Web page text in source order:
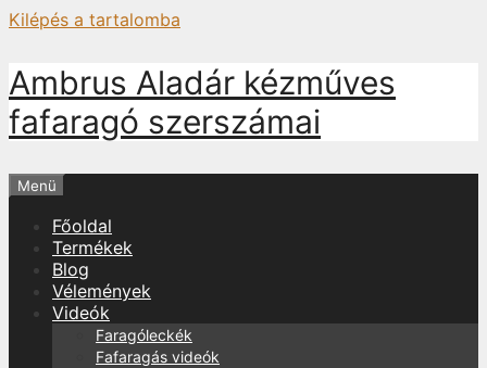
Kilépés a tartalomba
Ambrus Aladár kézműves
fafaragó szerszámai
Menü
Főoldal
Termékek
Blog
Vélemények
Videók
Faragóleckék
Fafaragás videók